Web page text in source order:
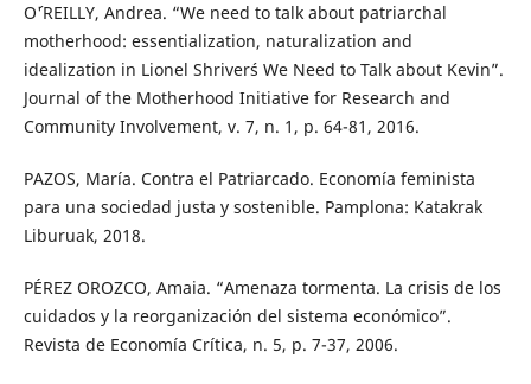
O´'REILLY, Andrea. “We need to talk about patriarchal
motherhood: essentialization, naturalization and
idealization in Lionel Shriver´s We Need to Talk about Kevin”.
Journal of the Motherhood Initiative for Research and
Community Involvement, v. 7, n. 1, p. 64-81, 2016.
PAZOS, María. Contra el Patriarcado. Economía feminista
para una sociedad justa y sostenible. Pamplona: Katakrak
Liburuak, 2018.
PÉREZ OROZCO, Amaia. “Amenaza tormenta. La crisis de los
cuidados y la reorganización del sistema económico”.
Revista de Economía Crítica, n. 5, p. 7-37, 2006.